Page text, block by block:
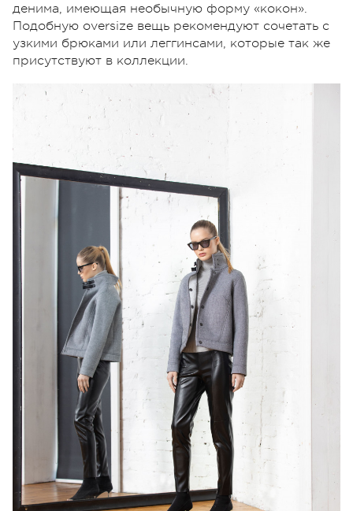
денима, имеющая необычную форму «кокон».
Подобную oversize вещь рекомендуют сочетать с
узкими брюками или леггинсами, которые так же
присутствуют в коллекции.